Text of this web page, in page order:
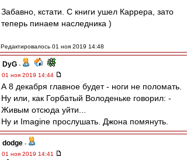
Забавно, кстати. С книги ушел Каррера, зато
теперь пинаем наследника )
Редактировалось 01 ноя 2019 14:48
DyG -
01 ноя 2019 14:44
А 8 декабря главное будет - ноги не поломать.
Ну или, как Горбатый Володеньке говорил: -
Живым отсюда уйти...
Ну и Imagine прослушать. Джона помянуть.
dodge -
01 ноя 2019 14:41